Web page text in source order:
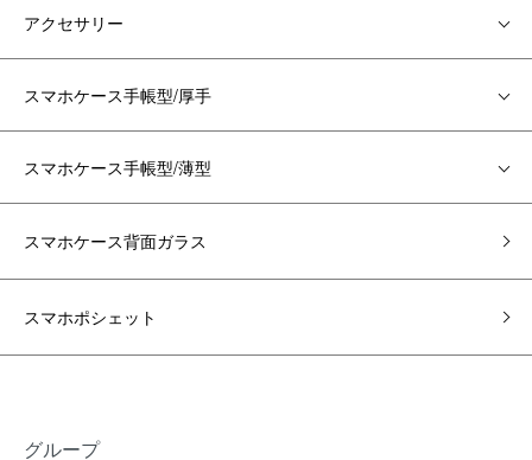
アクセサリー
スマホケース手帳型/厚手
スマホケース手帳型/薄型
スマホケース背面ガラス
スマホポシェット
グループ